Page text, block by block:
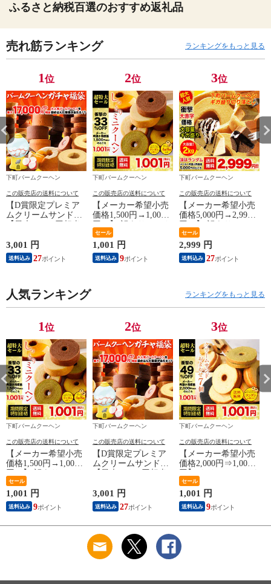
ふるさと納税百選のおすすめ返礼品
売れ筋ランキング ランキングをもっと見る
1位
下町バームクーヘン
この販売店の送料について
【D賞限定プレミア
ムクリームサンド】
ーヘンガチャ内容一
新 福袋 ガチャ 在庫
処分 送料無料 バー
お菓子 詰め合わせ U
3,001 円
送料込み 27
2位
下町バームクーヘン
この販売店の送料について
【メーカー希望小売
価格1,500円→1,001
ーヘン8個 ★工場長
のおまかせ 400g以上
※4種類入るとは限り
ません。 送料無料
セール
1,001 円
送料込み 9
3位
下町バームクーヘン
この販売店の送料について
【メーカー希望小売
価格5,000円→2,999
クーヘンギガ盛り2kg
切り落とし バームク
ーヘン 2kg分 工場長
お任せ スイーツ 訳
ン E
セール
2,999 円
送料込み 27
人気ランキング ランキングをもっと見る
1位
下町バームクーヘン
この販売店の送料について
【メーカー希望小売
価格1,500円→1,001
ーヘン8個 ★工場長
のおまかせ 400g以上
※4種類入るとは限り
ません。 送料無料
セール
1,001 円
送料込み 9
2位
下町バームクーヘン
この販売店の送料について
【D賞限定プレミア
ムクリームサンド】
ーヘンガチャ内容一
新 福袋 ガチャ 在庫
処分 送料無料 バー
お菓子 詰め合わせ U
3,001 円
送料込み 27
3位
下町バームクーヘン
この販売店の送料について
【メーカー希望小売
価格2,000円⇒1,001
7個入り 送料無料 メ
ール便 バームクーヘ
ン バウムクーヘン
おやつ かわいい ス
セール
1,001 円
送料込み 9